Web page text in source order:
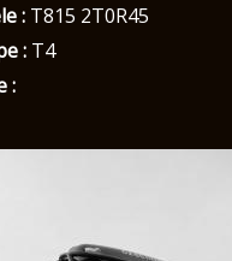
:T815 2T0R45
:T4
: